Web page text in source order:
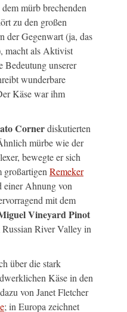
mürb brechenden
zu den großen
der Gegenwart (ja, das
macht als Aktivist
Bedeutung unserer
wunderbare
Käse war ihm
Cornerdiskutierten
mürbe wie der
bewegte er sich
großartigen Remeker
einer Ahnung von
mit dem
Vineyard Pinot
Russian River Valley in
über die stark
Käse in den
von Janet Fletcher
; in Europa zeichnet